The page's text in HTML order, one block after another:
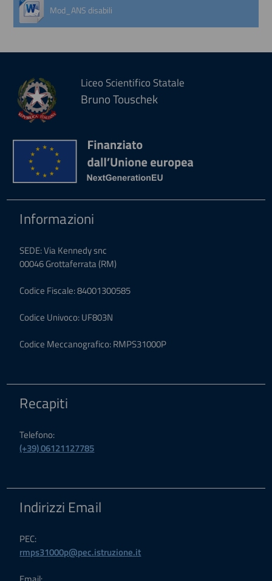
Mod_ANS disabili
Liceo Scientifico Statale
Bruno Touschek
Informazioni
SEDE: Via Kennedy snc
00046 Grottaferrata (RM)
Codice Fiscale: 84001300585
Codice Univoco: UF803N
Codice Meccanografico: RMPS31000P
Recapiti
Telefono:
(+39) 06121127785
Indirizzi Email
PEC:
rmps31000p@pec.istruzione.it